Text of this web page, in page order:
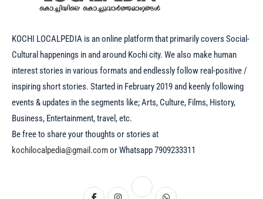
KOCHI LOCALPEDIA is an online platform that primarily covers Social-
Cultural happenings in and around Kochi city. We also make human
interest stories in various formats and endlessly follow real-positive /
inspiring short stories. Started in February 2019 and keenly following
events & updates in the segments like; Arts, Culture, Films, History,
Business, Entertainment, travel, etc.
Be free to share your thoughts or stories at
kochilocalpedia@gmail.comor Whatsapp 7909233311